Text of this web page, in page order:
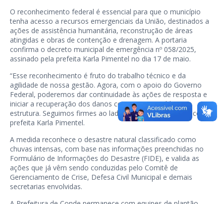
O reconhecimento federal é essencial para que o município
tenha acesso a recursos emergenciais da União, destinados a
ações de assistência humanitária, reconstrução de áreas
atingidas e obras de contenção e drenagem. A portaria
confirma o decreto municipal de emergência nº 058/2025,
assinado pela prefeita Karla Pimentel no dia 17 de maio.
“Esse reconhecimento é fruto do trabalho técnico e da
agilidade de nossa gestão. Agora, com o apoio do Governo
Federal, poderemos dar continuidade às ações de resposta e
iniciar a recuperação dos danos com mais respaldo e
estrutura. Seguimos firmes ao lado da população”, destacou a
prefeita Karla Pimentel.
A medida reconhece o desastre natural classificado como
chuvas intensas, com base nas informações preenchidas no
Formulário de Informações do Desastre (FIDE), e valida as
ações que já vêm sendo conduzidas pelo Comitê de
Gerenciamento de Crise, Defesa Civil Municipal e demais
secretarias envolvidas.